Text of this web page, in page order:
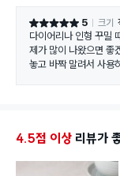
별점 5점 5 크기
다이어리나 인형 꾸밀
제가 많이 나왔으면 좋
놓고 바짝 말려서 사용
4.5점 이상 리뷰가